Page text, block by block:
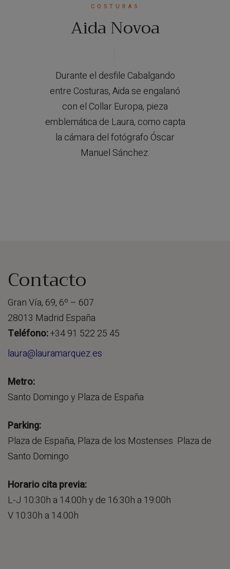
COSTURAS
Aida Novoa
Durante el desfile Cabalgando
entre Costuras, Aida se engalanó
con el Collar Europa, pieza
emblemática de Laura, como capta
la cámara del fotógrafo Óscar
Manuel Sánchez.
Contacto
Gran Vía, 69, 6º – 607
28013 Madrid España
Teléfono:+34 91 522 25 45
laura@lauramarquez.es
Metro:
Santo Domingo y Plaza de España
Parking:
Plaza de España, Plaza de los Mostenses Plaza de
Santo Domingo
Horario cita previa:
L-J 10:30h a 14:00h y de 16:30h a 19:00h
V 10:30h a 14:00h